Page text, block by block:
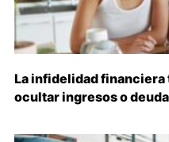
La infidelidad financiera
ocultar ingresos o